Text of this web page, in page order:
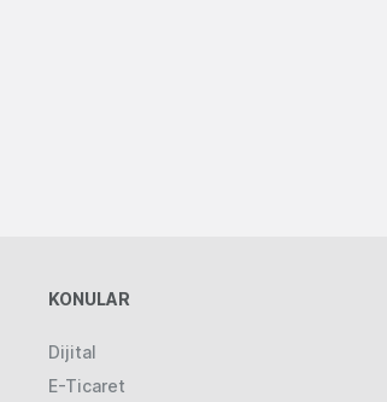
KONULAR
Dijital
E-Ticaret